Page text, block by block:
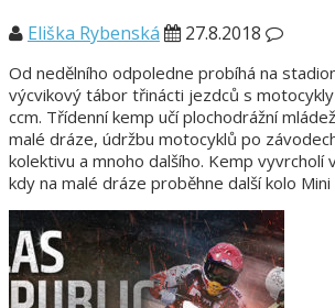
Eliška Rybenská 27.8.2018
Od nedělního odpoledne probíhá na
výcvikový tábor třinácti jezdců s
ccm. Třídenní kemp učí plochodrážní
malé dráze, údržbu motocyklů po
kolektivu a mnoho dalšího. Kemp vyvrcholí
kdy na malé dráze proběhne další kolo Mini